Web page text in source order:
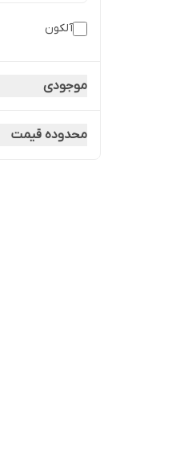
آلکون
موجودی
محدوده قیمت